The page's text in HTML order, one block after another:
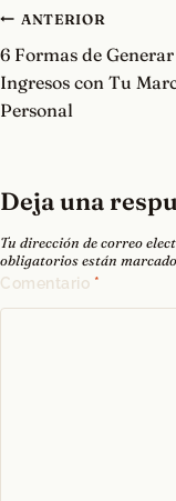
Navegación
de
entradas
ANTERIOR
6 Formas de Generar
Ingresos con Tu
Personal
Deja una
Tu dirección de correo
obligatorios están
Comentario *